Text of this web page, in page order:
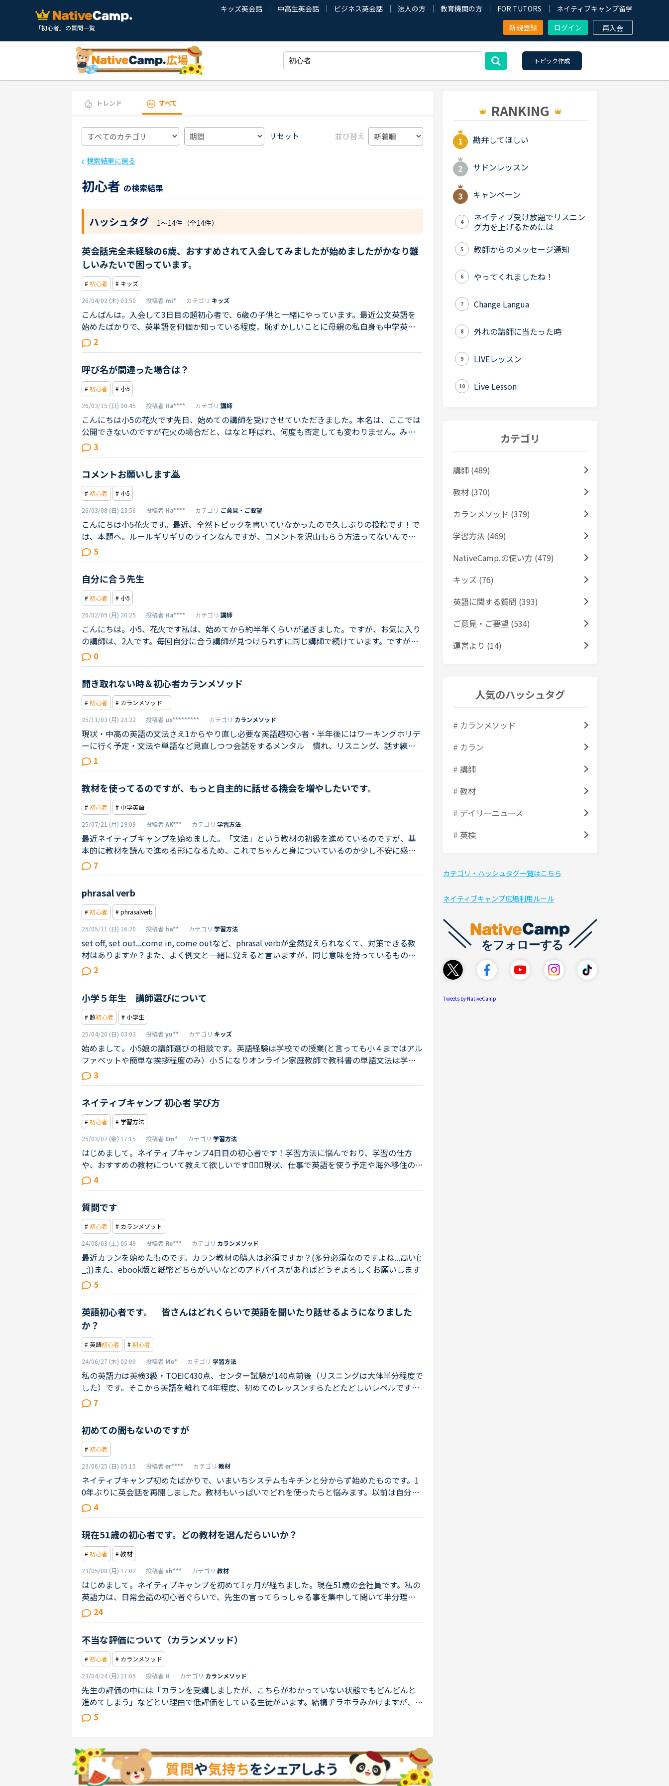
「初心者」の質問一覧
キッズ英会話 中高生英会話 ビジネス英会話 法人の方 教育機関の方 FOR TUTORS
ネイティブキャンプ留学
新規登録
ログイン 再入会
トピック作成
トレンド すべて
リセット 並び替え
検索結果に戻る
初心者 の検索結果
ハッシュタグ 1〜14件（全14件）
英会話完全未経験の6歳、おすすめされて入会してみましたが始めましたがかなり難
しいみたいで困っています。
#初心者
# キッズ
26/04/02 (木) 03:50
投稿者 mi* カテゴリ キッズ
こんばんは。入会して3日目の超初心者で、6歳の子供と一緒にやっています。最近公文英語を
始めたばかりで、英単語を何個か知っている程度。恥ずかしいことに母親の私自身も中学英語
止まりで一緒にやっていても先生の言っていることを隣で必死に調べて進めて、分からない言
葉も多々あります。ネットで調べるとネイティブキャンプは簡単な会話ができる程度じゃないと
かなり難しいと書かれていて、確かにそうなのかなと思い始めています。本人はすごく楽しくも
っとやりたい！と言ってくれますがどこから進めたらいいのかもよく分からずキ...
2
呼び名が間違った場合は？
#初心者
# 小5
26/03/15 (日) 00:45
投稿者 Ha**** カテゴリ 講師
こんにちは小5の花火です先日、始めての講師を受けさせていただきました。本名は、ここでは
公開できないのですが花火の場合だと、はなと呼ばれ、何度も否定しても変わりません。みな
さんは、どのくらい我慢しますか？私は、すぐに否定しましたが。何が、正解なんでしょう
か？
3
コメントお願いします🙇
#初心者
# 小5
26/03/08 (日) 23:56
投稿者 Ha**** カテゴリ ご意見・ご要望
こんにちは小5花火です。最近、全然トピックを書いていなかったので久しぶりの投稿です！で
は、本題へ。ルールギリギリのラインなんですが、コメントを沢山もらう方法ってないんです
かね？最近、コメントが少なくてこれ、投稿している意味って何って思っていて。宣伝？みた
いになりますが私が、投稿した内容読んで頂けると嬉しいです。出来たら読んで下さい。そし
て、いっぱい投稿するので、コメント下さい長文失礼します！コメントでルール違反だと言われ
たらすぐにこの投稿は、消します。
5
自分に合う先生
#初心者
# 小5
26/02/09 (月) 20:25
投稿者 Ha**** カテゴリ 講師
こんにちは。小5、花火です私は、始めてから約半年くらいが過ぎました。ですが、お気に入り
の講師は、2人です。毎回自分に合う講師が見つけられずに同じ講師で続けています。ですが、
講師も最近人気になってきており予約数が増えているため私が予約できませんおすすめの先生
がいましたら教えてくださいカランキッズ対応の講師だと、助かります!!
0
聞き取れない時＆初心者カランメソッド
#初心者
# カランメソッド
25/11/03 (月) 23:22
投稿者 us********* カテゴリ カランメソッド
現状・中高の英語の文法さえ1からやり直し必要な英語超初心者・半年後にはワーキングホリデ
ーに行く予定・文法や単語など見直しつつ会話をするメンタル 慣れ、リスニング、話す練習
などのために ネイティヴキャンプをスタート（1週間前)・仕事を辞めたばかりなので時間
は いくらでも作れます❶初歩的な先生の言葉レッスン中、先生が教材に載ってない言葉を話
す時（例）『このオーディオの後に、続いて発言してね』みたいなニュアンスで何となく分か
ったり、聞き取れてないけど、多分OKって言えば大丈夫そうだなっていう時に一回一回...
1
教材を使ってるのですが、もっと自主的に話せる機会を増やしたいです。
#初心者
# 中学英語
25/07/21 (月) 19:09
投稿者AK*** カテゴリ 学習方法
最近ネイティブキャンプを始めました。「文法」という教材の初級を進めているのですが、基
本的に教材を読んで進める形になるため、これでちゃんと身についているのか少し不安に感じ
ています。本当は、ただ読むだけではなくて、自分が英語を使って話す機会をもっと増やしたい
と考えています。目標としては、ネイティブレベルでなくても、中学英語などの基本的な語法
るような「うまく言えなかったことを次には言えるようにする」や、「レッスン...
7
phrasal verb
#初心者
# phrasalverb
25/05/11 (日) 16:20
投稿者 ha** カテゴリ 学習方法
set off, set out...come in, come outなど、phrasal verbが全然覚えられなくて、対策できる教
材はありますか？また、よく例文と一緒に覚えると言いますが、同じ意味を持っているものも
あったりして混乱しています汗。何かアドバイスがあれば、教えていただけたら幸いです。
2
小学５年生 講師選びについて
# 超初心者
# 小学生
25/04/20 (日) 03:03
投稿者yu** カテゴリ キッズ
始めまして。小5娘の講師選びの相談です。英語経験は学校での授業(と言っても小４まではアル
ファベットや簡単な挨拶程度のみ）小５になりオンライン家庭教師で教科書の単語文法は学ん
でいますが、このままでは会話は難しいと思いファミリープランに申し込みました。（母であ
る私は独学で単語文法3か月、コーチング３か月を経て現在NC1か月目の初心者ですがNCにどは
まりし、めちゃくちゃ楽しんでいます。）簡単な挨拶、外国の方と話したことも無い娘の講師選
びに悩んでいます。日本人講師がいいのか、外国人講師がいいのか・・テキスト...
3
ネイティブキャンプ 初心者 学び方
#初心者
# 学習方法
25/03/07 (金) 17:15
投稿者 Em* カテゴリ 学習方法
はじめまして。ネイティブキャンプ4日目の初心者です！学習方法に悩んでおり、学習の仕方
や、おすすめの教材について教えて欲しいです🙇🏼‍♀️現状、仕事で英語を使う予定や海外移住の予
定はありません！英語学習の目標は、・英語での日常会話を楽しめるようになる・生後4ヶ月の
娘が、私の学習の姿を見て、今後英語学習や勉学に興味をもってほしい・将来的に海外に住む
ことになっても困らないようにしたい英検３級、中学高校時代に英語を授業で習っただけの全
くの初心者です！上記目標達成のために、SIDE BY SIDEと文法を1からやってい...
4
質問です
#初心者
# カランメゾット
24/08/03 (土) 05:49
投稿者 Re*** カテゴリ カランメソッド
最近カランを始めたものです。カラン教材の購入は必須ですか？(多分必須なのですよね...高い(:
_;))また、ebook版と紙幣どちらがいいなどのアドバイスがあればどうぞよろしくお願いします
5
英語初心者です。 皆さんはどれくらいで英語を聞いたり話せるようになりました
か？
# 英語初心者 #初心者
24/06/27 (木) 02:09
投稿者 Mo* カテゴリ 学習方法
私の英語力は英検3級・TOEIC430点、センター試験が140点前後（リスニングは大体半分程度で
した）です。そこから英語を離れて4年程度、初めてのレッスンすらたどたどしいレベルです。
講師の方が教材以外の事を話すときょとんとして、タイピングして翻訳してもらう…というの
を繰り返しています。そんな私の目標は第一の目標「海外で英語を話してコミュニケーションを
とれるようになること」第二の目標「海外のドラマや映画を字幕なしで見ること」最終目標
「仕事でも海外の人と話せるようになること」といった感じにしています。同じくら...
7
初めての間もないのですが
#初心者
23/06/25 (日) 05:15
投稿者er**** カテゴリ 教材
ネイティブキャンプ初めたばかりで、いまいちシステムもキチンと分からず始めたものです。1
0年ぶりに英会話を再開しました。教材もいっぱいでどれを使ったらと悩みます。以前は自分の
得意なトピックにはある程度話せていたのですが、まだまだ慣れず緊張してしまうので確実に
分かるものしか取り組めていません。テストは、5レベルでした。初めましての人ばかりで、独
特のスピードやアクセントにびびりながらやってます。先輩方何かアドバイスを頂けたら幸いで
す。
4
現在51歳の初心者です。どの教材を選んだらいいか？
#初心者
# 教材
23/05/08 (月) 17:02
投稿者 sh*** カテゴリ 教材
はじめまして。ネイティブキャンプを初めて1ヶ月が経ちました。現在51歳の会社員です。私の
英語力は、日常会話の初心者ぐらいで、先生の言ってらっしゃる事を集中して聞いて半分理解
出来てるかな？ぐらいの英語力です。教材は、初めは初心者コースから日常英会話初心者をやっ
てみて、昨日からSIDE BY SIDEに変更しました。ただ、今までのコースは事前に内容を閲覧
することが出来ていたので予習と言いますかあらかじめ、目を通しておりました。SIDE BY
SIDEはそれが出来ないため、皆さんテキストを購入されたりしているのかな？と思...
24
不当な評価について（カランメソッド）
#初心者
# カランメソッド
23/04/24 (月) 21:05
投稿者 H カテゴリ カランメソッド
先生の評価の中には「カランを受講しましたが、こちらがわかっていない状態でもどんどんと
進めてしまう」などとい理由で低評価をしている生徒がいます。結構チラホラみかけますが、ど
うおもいますか？？たしかに、先生の中にはまだ未熟な方もいらっしゃり、間違いても指摘で
きないとかリズムがおかしいとか、スピードだけに囚われすぎているというような方もいるの
では？」と私は感じます。大前提として、カランはスピード重視で、クイックレ...
5
RANKING
勘弁してほしい
サドンレッスン
キャンペーン
4
ネイティブ受け放題でリスニン
グ力を上げるためには
5 教師からのメッセージ通知
6 やってくれましたね！
7 Change Langua
8 外れの講師に当たった時
9 LIVEレッスン
10 Live Lesson
カテゴリ
講師 (489)
教材 (370)
カランメソッド (379)
学習方法 (469)
NativeCamp.の使い方 (479)
キッズ (76)
英語に関する質問 (393)
ご意見・ご要望 (534)
運営より (14)
人気のハッシュタグ
# カランメソッド
# カラン
# 講師
# 教材
# デイリーニュース
# 英検
カテゴリ・ハッシュタグ一覧はこちら
ネイティブキャンプ広場利用ルール
Tweets by NativeCamp